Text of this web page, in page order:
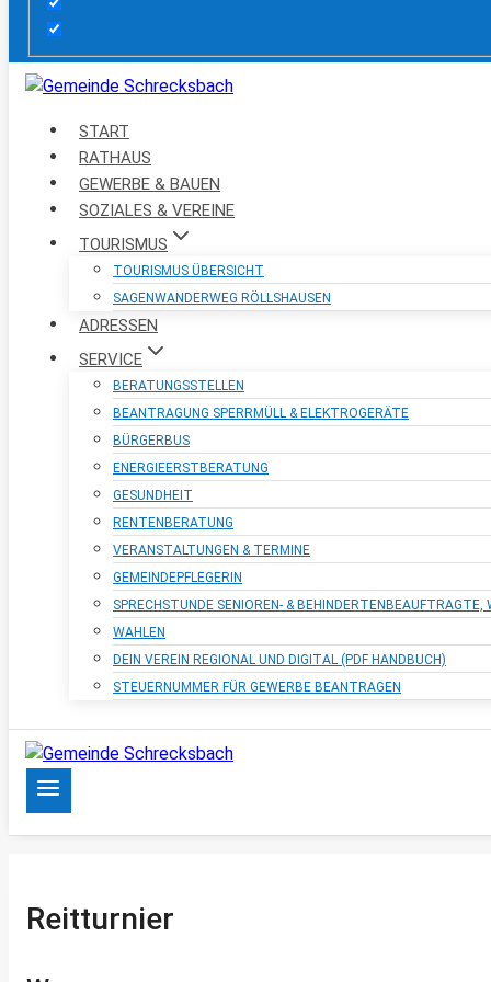
START
RATHAUS
GEWERBE & BAUEN
SOZIALES & VEREINE
TOURISMUS
TOURISMUS ÜBERSICHT
SAGENWANDERWEG RÖLLSHAUSEN
ADRESSEN
SERVICE
BERATUNGSSTELLEN
BEANTRAGUNG SPERRMÜLL & ELEKTROGERÄTE
BÜRGERBUS
ENERGIEERSTBERATUNG
GESUNDHEIT
RENTENBERATUNG
VERANSTALTUNGEN & TERMINE
GEMEINDEPFLEGERIN
SPRECHSTUNDE SENIOREN- & BEHINDERTENBEAUFTRAGTE,
WAHLEN
DEIN VEREIN REGIONAL UND DIGITAL (PDF HANDBUCH)
STEUERNUMMER FÜR GEWERBE BEANTRAGEN
Reitturnier